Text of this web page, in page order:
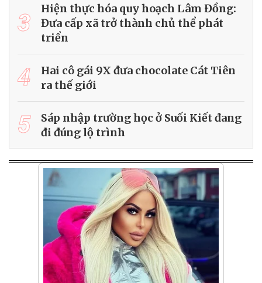
3
Hiện thực hóa quy hoạch Lâm Đồng:
Đưa cấp xã trở thành chủ thể phát
triển
4
Hai cô gái 9X đưa chocolate Cát Tiên
ra thế giới
5
Sáp nhập trường học ở Suối Kiết đang
đi đúng lộ trình